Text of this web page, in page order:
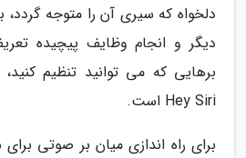
دلخواه که سیری آن را متوجه گردد،
دیگر و انجام وظایف پیچیده
برهایی که می توانید تنظیم
Hey Siri است.
برای راه اندازی میان بر صوتی